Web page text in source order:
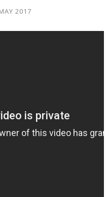
2017